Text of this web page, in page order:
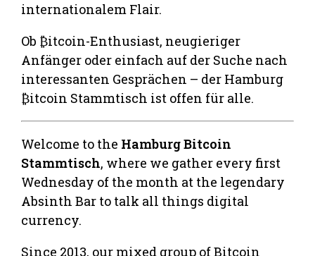
internationalem Flair.
Ob ₿itcoin-Enthusiast, neugieriger
Anfänger oder einfach auf der Suche nach
interessanten Gesprächen – der Hamburg
₿itcoin Stammtisch ist offen für alle.
Welcome to the Hamburg Bitcoin
Stammtisch, where we gather every first
Wednesday of the month at the legendary
Absinth Bar to talk all things digital
currency.
Since 2013, our mixed group of Bitcoin